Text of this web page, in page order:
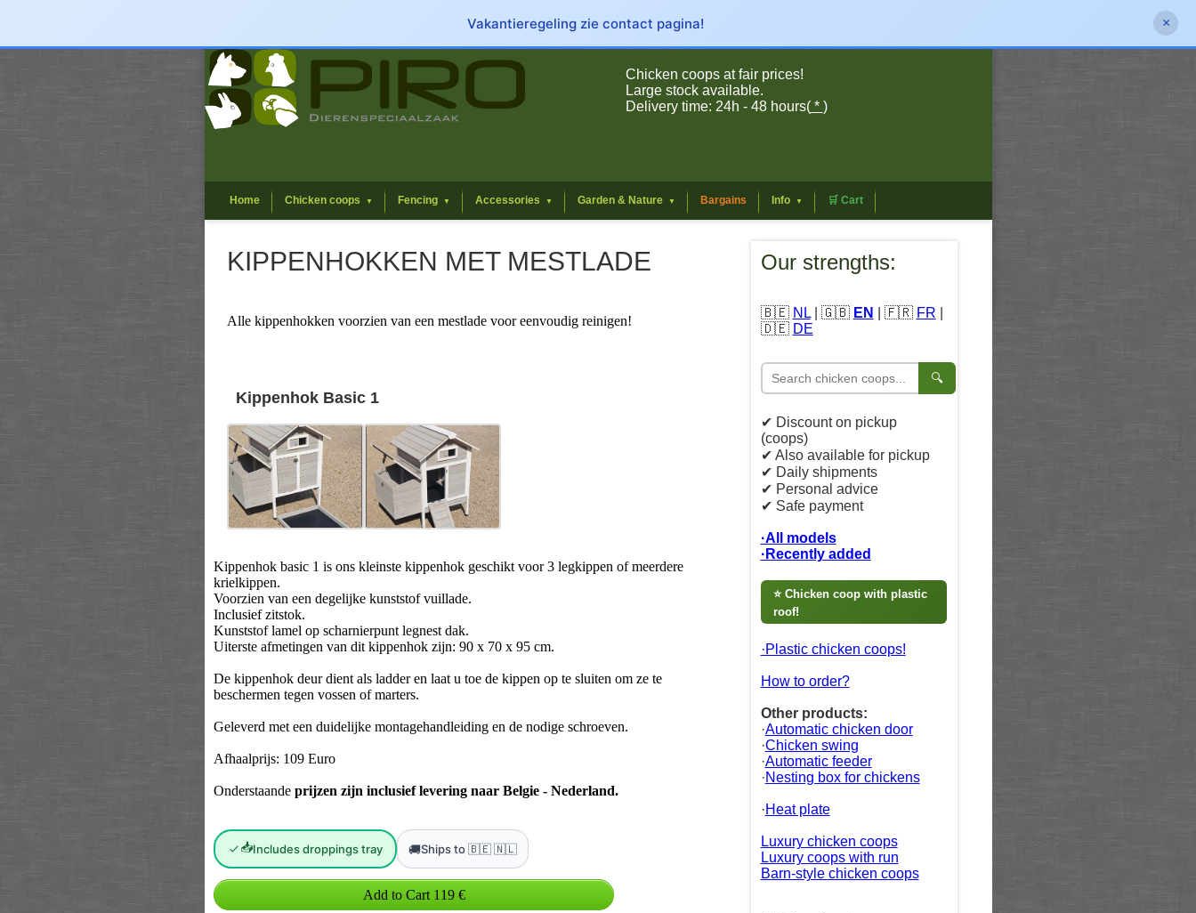
Vakantieregeling zie contact pagina! ×
Chicken coops at fair prices!
Large stock available.
Delivery time: 24h - 48 hours(* )
Home Chicken coops ▼ Fencing ▼ Accessories ▼ Garden & Nature ▼ Bargains Info ▼ 🛒 Cart
KIPPENHOKKEN MET MESTLADE
Alle kippenhokken voorzien van een mestlade voor eenvoudig reinigen!
Kippenhok Basic 1
Kippenhok basic 1 is ons kleinste kippenhok geschikt voor 3 legkippen of meerdere
krielkippen.
Voorzien van een degelijke kunststof vuillade.
Inclusief zitstok.
Kunststof lamel op scharnierpunt legnest dak.
Uiterste afmetingen van dit kippenhok zijn: 90 x 70 x 95 cm.
De kippenhok deur dient als ladder en laat u toe de kippen op te sluiten om ze te
beschermen tegen vossen of marters.
Geleverd met een duidelijke montagehandleiding en de nodige schroeven.
Afhaalprijs: 109 Euro
Onderstaande prijzen zijn inclusief levering naar Belgie - Nederland.
📥Includes droppings tray 🚚Ships to 🇧🇪 🇳🇱
Our strengths:
🇧🇪 NL| 🇬🇧 EN | 🇫🇷 FR
🇩🇪 DE
🔍
✔ Discount on pickup
(coops)
✔ Also available for pickup
✔ Daily shipments
✔ Personal advice
✔ Safe payment
·All models
·Recently added
⭐ Chicken coop with plastic
roof!
·Plastic chicken coops!
How to order?
Other products:
·Automatic chicken door
·Chicken swing
·Automatic feeder
·Nesting box for chickens
·Heat plate
Luxury chicken coops
Luxury coops with run
Barn-style chicken coops